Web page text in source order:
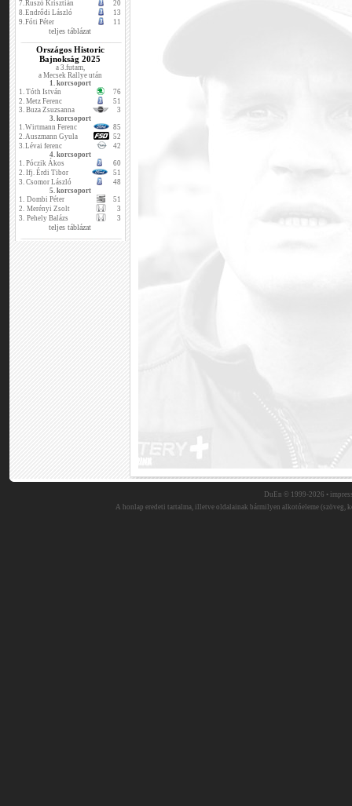
7.Ruszó Krisztián
20
8.Endrődi László
13
9.Fóti Péter 11
teljes táblázat
Országos Historic
Bajnokság 2025
a 3.futam,
a Mecsek Rallye után
1. korcsoport
1. Tóth István
76
2. Metz Ferenc
51
3. Buza Zsuzsanna
3
3. korcsoport
1.Wirtmann Ferenc
85
2.Auszmann Gyula
52
3.Lévai ferenc
42
4. korcsoport
1. Póczik Ákos
60
2. Ifj. Érdi Tibor
51
3. Csomor László
48
5. korcsoport
1. Dombi Péter
51
2. Merényi Zsolt
3
3. Pehely Balázs 3
teljes táblázat
DuEn © 1999-2026 •
A honlap eredeti tartalma, illetve oldalainak bármilyen alkotóeleme (szöveg,